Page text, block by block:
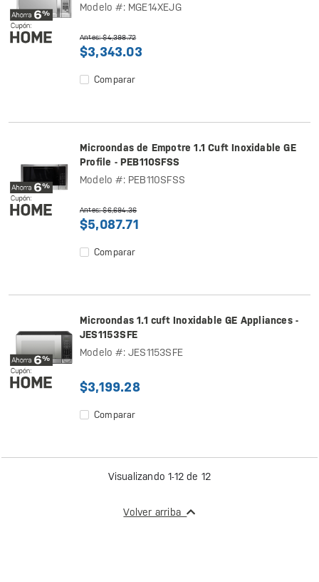
Modelo #: MGE14XEJG
Antes: $4,398.72
$3,343.03
Comparar
Microondas de Empotre 1.1 Cuft Inoxidable GE
Profile - PEB110SFSS
Modelo #: PEB110SFSS
Antes: $6,694.36
$5,087.71
Comparar
Microondas 1.1 cuft Inoxidable GE Appliances -
JES1153SFE
Modelo #: JES1153SFE
$3,199.28
Comparar
Visualizando 1-12 de 12
Volver arriba